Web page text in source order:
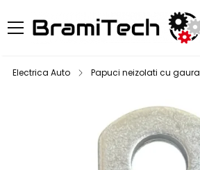
Electrica Auto Papuci neizolati cu gaura